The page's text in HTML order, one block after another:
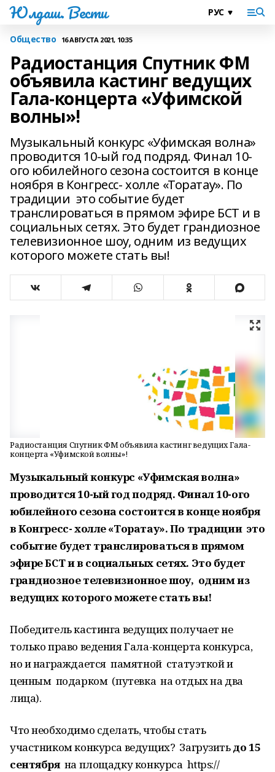
Юлдаш. Вести
Общество 16 АВГУСТА 2021, 10:35
Радиостанция Спутник ФМ
объявила кастинг ведущих
Гала-концерта «Уфимской
волны»!
Музыкальный конкурс «Уфимская волна»
проводится 10-ый год подряд. Финал 10-
ого юбилейного сезона состоится в конце
ноября в Конгресс- холле «Торатау». По
традиции это событие будет
транслироваться в прямом эфире БСТ и в
социальных сетях. Это будет грандиозное
телевизионное шоу, одним из ведущих
которого можете стать вы!
Радиостанция Спутник ФМ объявила кастинг ведущих Гала-
концерта «Уфимской волны»!
Музыкальный конкурс «Уфимская волна»
проводится 10-ый год подряд. Финал 10-ого
юбилейного сезона состоится в конце ноября
в Конгресс- холле «Торатау». По традиции это
событие будет транслироваться в прямом
эфире БСТ и в социальных сетях. Это будет
грандиозное телевизионное шоу, одним из
ведущих которого можете стать вы!
Победитель кастинга ведущих получает не
только право ведения Гала-концерта конкурса,
но и награждается памятной статуэткой и
ценным подарком (путевка на отдых на два
лица).
Что необходимо сделать, чтобы стать
участником конкурса ведущих? Загрузитьдо 15
сентября на площадку конкурса https://